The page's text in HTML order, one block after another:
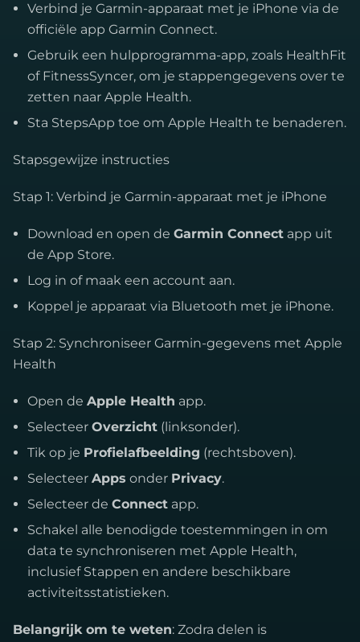
Verbind je Garmin-apparaat met je iPhone via de
officiële app Garmin Connect.
Gebruik een hulpprogramma-app, zoals HealthFit
of FitnessSyncer, om je stappengegevens over te
zetten naar Apple Health.
Sta StepsApp toe om Apple Health te benaderen.
Stapsgewijze instructies
Stap 1: Verbind je Garmin-apparaat met je iPhone
Download en open de Garmin Connect app uit
de App Store.
Log in of maak een account aan.
Koppel je apparaat via Bluetooth met je iPhone.
Stap 2: Synchroniseer Garmin-gegevens met Apple
Health
Open de Apple Health app.
Selecteer Overzicht (linksonder).
Tik op je Profielafbeelding (rechtsboven).
Selecteer Apps onder Privacy.
Selecteer de Connect app.
Schakel alle benodigde toestemmingen in om
data te synchroniseren met Apple Health,
inclusief Stappen en andere beschikbare
activiteitsstatistieken.
Belangrijk om te weten: Zodra delen is